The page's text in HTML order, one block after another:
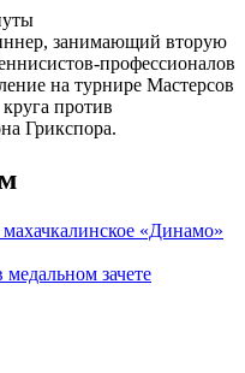
занимающий вторую
профессионалов
на турнире Мастерсов
против
Грикспора.
«Динамо»
зачете